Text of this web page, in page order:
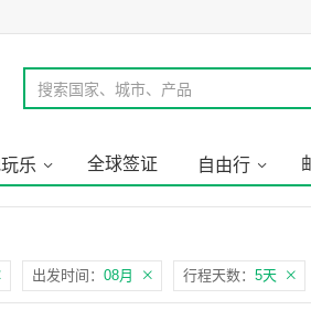
搜索国家、城市、产品
乐 全球签证 自由行
出发时间： 08月 行程天数： 5天